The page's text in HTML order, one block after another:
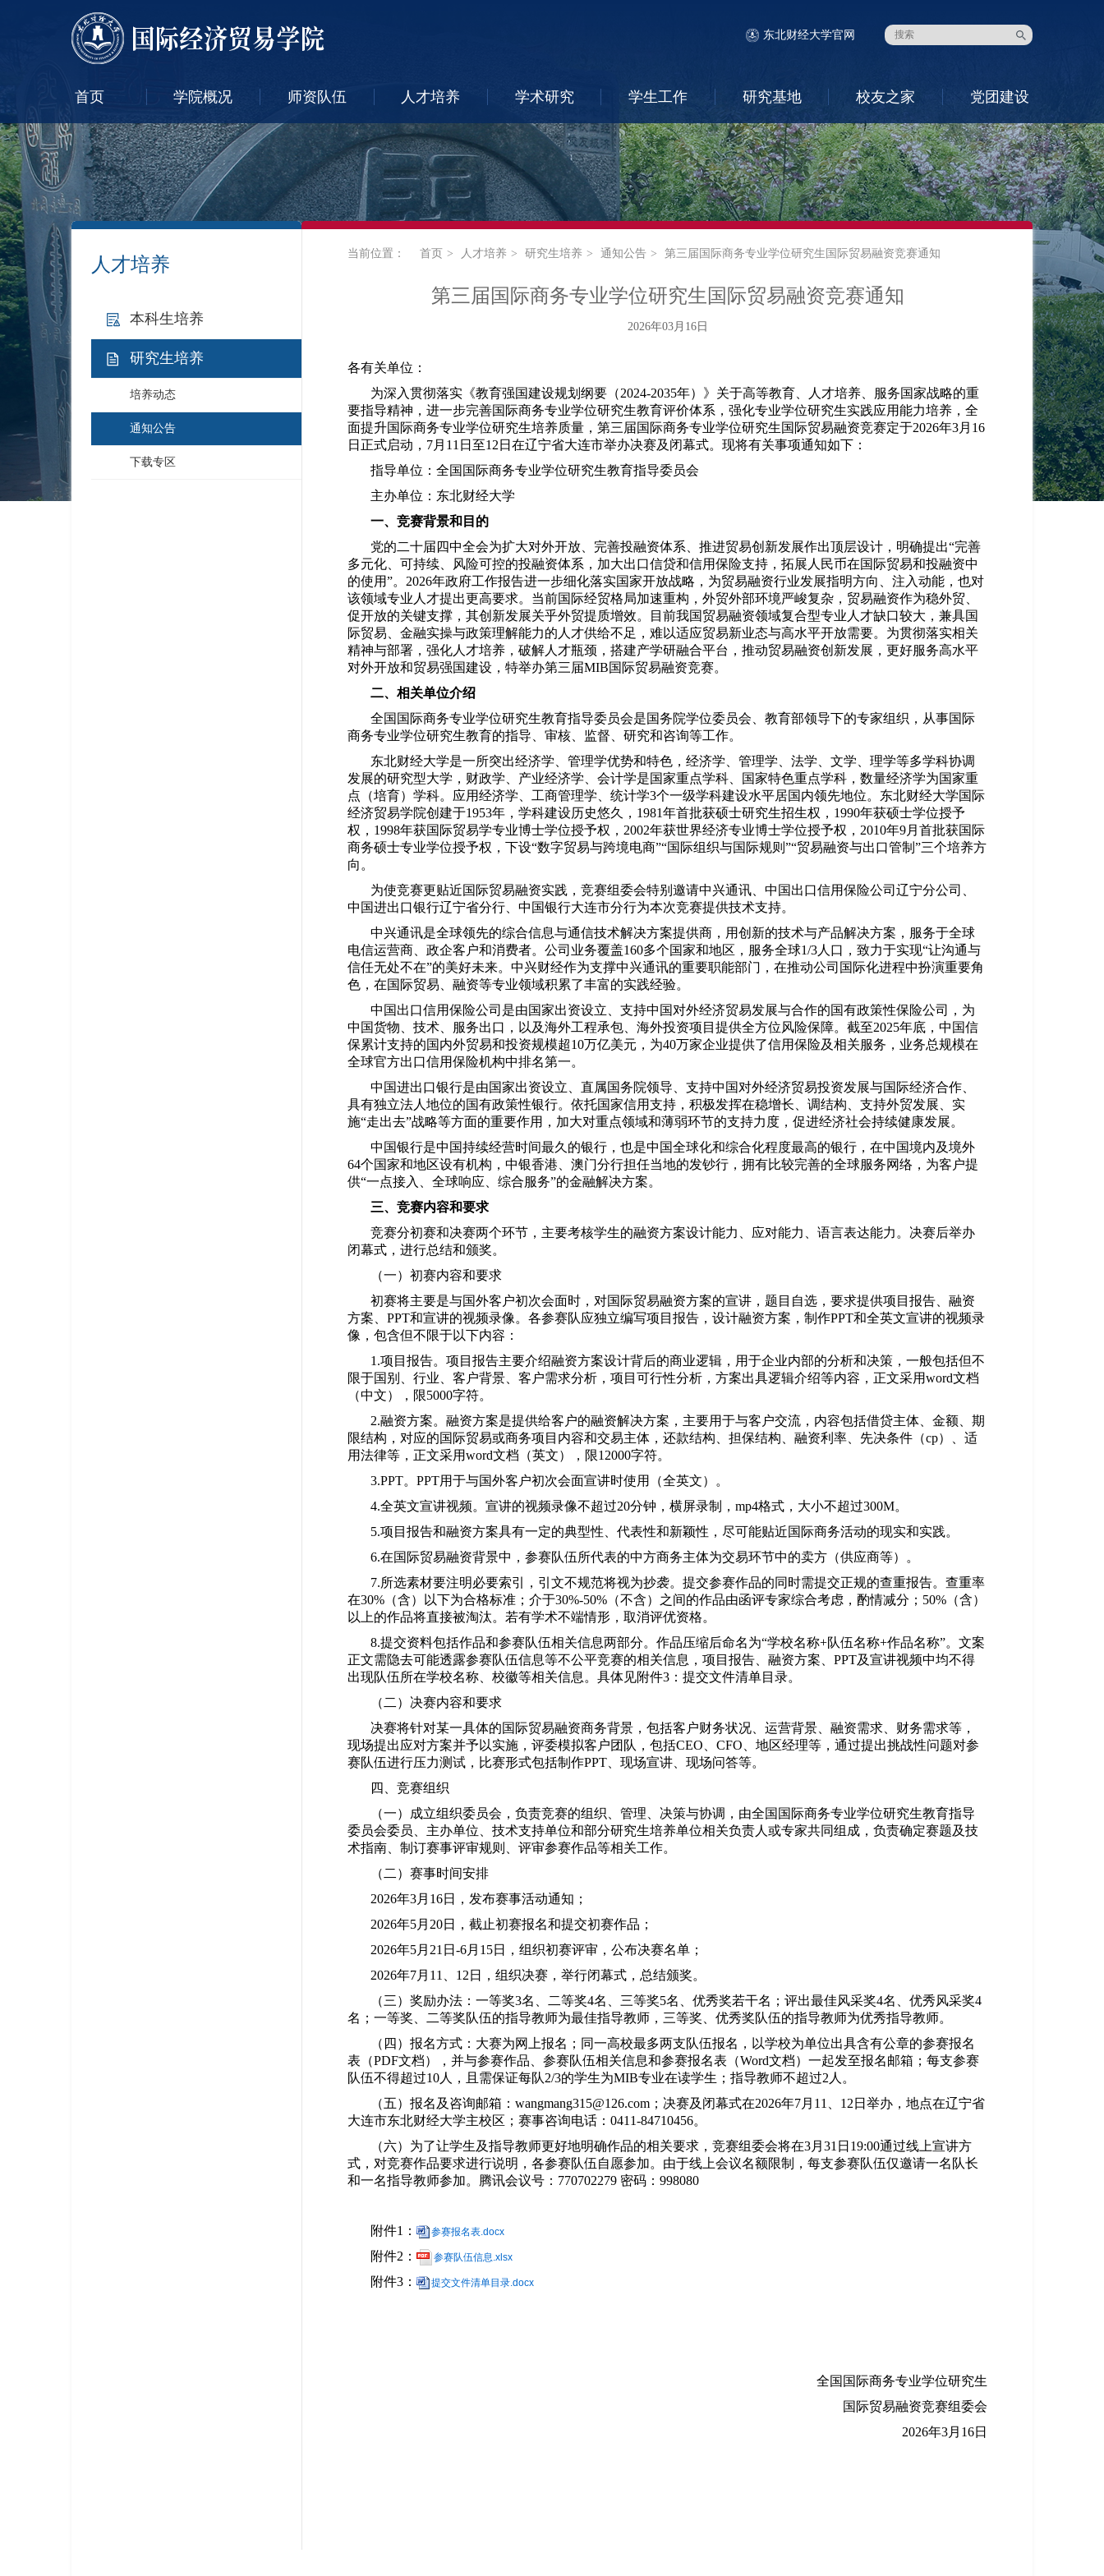
东北财经大学官网
首页 学院概况 师资队伍 人才培养 学术研究 学生工作 研究基地 校友之家 党团建设
人才培养
本科生培养
研究生培养
培养动态
通知公告
下载专区
当前位置： 首页 人才培养 研究生培养 通知公告 第三届国际商务专业学位研究生国际贸易融资竞赛通知
第三届国际商务专业学位研究生国际贸易融资竞赛通知
2026年03月16日
各有关单位：
为深入贯彻落实 《教育强国建设规划纲要（2024-2035年） 》 关于高等教育、人才培养、服务国家战略的重
要指导精神，进一步完善国际商务专业学位研究生教育评价体系，强化专业学位研究生实践应用能力培养，全
面提升国际商务专业学位研究生培养质量，第三届国际商务专业学位研究生国际贸易融资竞赛定于2026年3月16
日正式启动，7月11日至12日在辽宁省大连市举办决赛及闭幕式。现将有关事项通知如下：
指导单位：全国国际商务专业学位研究生教育指导委员会
主办单位：东北财经大学
一、竞赛背景和目的
党的二十届四中全会为扩大对外开放、完善投融资体系、推进贸易创新发展作出顶层设计，明确提出“完善
多元化、可持续、风险可控的投融资体系，加大出口信贷和信用保险支持，拓展人民币在国际贸易和投融资中
的使用”。 2026年政府工作报告进一步细化落实国家开放战略，为贸易融资行业发展指明方向、注入动能，也对
该领域专业人才提出更高要求。当前国际经贸格局加速重构，外贸外部环境严峻复杂 ，贸易融资作为稳外贸、
促开放的关键支撑，其创新发展关乎外贸提质增效。
目前我国贸易融资领域复合型专业人才缺口较大，兼具国
际贸易、金融实操与政策理解能力的人才供给不足，难以适应贸易新业态与高水平开放需要。为贯彻落实相关
精神与部署，强化人才培养，破解人才瓶颈，搭建产学研融合平台，推动贸易融资创新发展，更好服务高水平
对外开放和贸易强国建设，特举办第三届MIB国际贸易融资竞赛。
二、相关单位介绍
全国国际商务专业学位研究生教育指导委员会是国务院学位委员会、教育部领导下的专家组织，从事国际
商务专业学位研究生教育的指导、审核、监督、研究和咨询等工作。
东北财经大学是一所突出经济学、管理学优势和特色，经济学、管理学、法学、文学、理学等多学科协调
发展的研究型大学，财政学、产业经济学、会计学是国家重点学科、国家特色重点学科，数量经济学为国家重
点（培育）学科。应用经济学、工商管理学、统计学3个一级学科建设水平居国内领先地位。东北财经大学国际
经济贸易学院创建于1953年，学科建设历史悠久，1981年首批获硕士研究生招生权，1990年获硕士学位授予
权，1998年获国际贸易学专业博士学位授予权，2002年获世界经济专业博士学位授予权，2010年9月首批获国际
商务硕士专业学位授予权，下设“数字贸易与跨境电商”“国际组织与国际规则”“贸易融资与出口管制”三个培养方
向。
为使竞赛更贴近国际贸易融资实践，竞赛组委会特别邀请中兴通讯、中国出口信用保险公司辽宁分公司、
中国进出口银行辽宁省分行、中国银行大连市分行为本次竞赛提供技术支持。
中兴通讯是全球领先的综合信息与通信技术解决方案提供商，用创新的技术与产品解决方案，服务于全球
电信运营商、政企客户和消费者。公司业务覆盖160多个国家和地区，服务全球1/3人口，致力于实现“让沟通与
信任无处不在”的美好未来。中兴财经作为支撑中兴通讯的重要职能部门，在推动公司国际化进程中扮演重要角
色，在国际贸易、融资等专业领域积累了丰富的实践经验。
中国出口信用保险公司是由国家出资设立、支持中国对外经济贸易发展与合作的国有政策性保险公司，为
中国货物、技术、服务出口，以及海外工程承包、海外投资项目提供全方位风险保障。截至2025年底，中国信
保累计支持的国内外贸易和投资规模超10万亿美元，为40万家企业提供了信用保险及相关服务，业务总规模在
全球官方出口信用保险机构中排名第一。
中国进出口银行是由国家出资设立、直属国务院领导、支持中国对外经济贸易投资发展与国际经济合作、
具有独立法人地位的国有政策性银行。依托国家信用支持，积极发挥在稳增长、调结构、支持外贸发展、实
施“走出去”战略等方面的重要作用，加大对重点领域和薄弱环节的支持力度，促进经济社会持续健康发展。
中国银行是中国持续经营时间最久的银行， 也是中国全球化和综合化程度最高的银行，在中国境内及境外
64个国家和地区设有机构，中银香港、澳门分行担任当地的发钞行，拥有比较完善的全球服务网络，为客户提
供“一点接入、全球响应、综合服务”的金融解决方案。
三、竞赛内容和要求
竞赛分初赛和决赛两个环节，主要考核学生的融资方案设计能力、应对能力、语言表达能力。决赛后举办
闭幕式，进行总结和颁奖。
（一）初赛内容和要求
初赛将主要是与国外客户初次会面时，对国际贸易融资方案的宣讲，题目自选，要求提供项目报告、融资
方案、PPT和宣讲的视频录像。各参赛队应独立编写项目报告，设计融资方案，制作PPT和全英文宣讲的视频录
像，包含但不限于以下内容：
1.项目报告。项目报告主要介绍融资方案设计背后的商业逻辑，用于企业内部的分析和决策，一般包括但不
限于国别、行业、客户背景、客户需求分析，项目可行性分析，方案出具逻辑介绍等内容，正文采用word文档
（中文），限5000字符。
2.融资方案。融资方案是提供给客户的融资解决方案，主要用于与客户交流，内容包括借贷主体、金额、期
限结构，对应的国际贸易或商务项目内容和交易主体，还款结构、担保结构、融资利率、先决条件（cp）、适
用法律等，正文采用word文档（英文），限12000字符。
3.PPT。PPT用于与国外客户初次会面宣讲时使用（全英文）。
4.全英文宣讲视频。宣讲的视频录像不超过20分钟，横屏录制，mp4格式，大小不超过300M。
5.项目报告和融资方案具有一定的典型性、代表性和新颖性，尽可能贴近国际商务活动的现实和实践。
6.在国际贸易融资背景中，参赛队伍所代表的中方商务主体为交易环节中的卖方（供应商等）。
7.所选素材要注明必要索引，引文不规范将视为抄袭。提交参赛作品的同时需提交正规的查重报告。查重率
在30%（含）以下为合格标准；介于30%-50%（不含）之间的作品由函评专家综合考虑，酌情减分；50%（含）
以上的作品将直接被淘汰。若有学术不端情形，取消评优资格。
8.提交资料包括作品和参赛队伍相关信息两部分。作品压缩后命名为“学校名称+队伍名称+作品名称”。文案
正文需隐去可能透露参赛队伍信息等不公平竞赛的相关信息 ，项目报告、融资方案、PPT及宣讲视频中均不得
出现队伍所在学校名称、校徽等相关信息。具体见附件3 ：提交文件清单目录。
（二）决赛内容和要求
决赛将针对某一具体的国际贸易融资商务背景，包括客户财务状况、运营背景、融资需求、财务需求等，
现场提出应对方案并予以实施，评委模拟客户团队，包括CEO、CFO、地区经理等，通过提出挑战性问题对参
赛队伍进行压力测试，比赛形式包括制作PPT、现场宣讲、现场问答等。
四、竞赛组织
（一）成立组织委员会，负责竞赛的组织、管理、决策与协调，由全国国际商务专业学位研究生教育指导
委员会委员、主办单位、技术支持单位和部分研究生培养单位相关负责人或专家共同组成，负责确定赛题及技
术指南、制订赛事评审规则、评审参赛作品等相关工作。
（二）赛事时间安排
2026年3月16日，发布赛事活动通知；
2026年5月20日，截止初赛报名和提交初赛作品；
2026年5月21日-6月15日，组织初赛评审，公布决赛名单；
2026年7月 11、12 日，组织决赛，举行闭幕式，总结颁奖。
（三）奖励办法：一等奖3名、二等奖4名、三等奖5名、优秀奖若干名；评出最佳风采奖4名、优秀风采奖4
名；一等奖
二等奖队伍的指导教师为最佳指导教师，三等奖、优秀奖队伍的指导教师为优秀指导教师。
（四）报名方式：大赛为网上报名；同一高校最多两支队伍报名，以学校为单位出具含有公章的参赛报名
表（PDF文档），并与参赛作品、参赛队伍相关信息和参赛报名表（Word文档）一起发至报名邮箱；每支参赛
队伍不得超过10人，且需保证每队2/3的学生为MIB专业在读学生；指导教师不超过2人。
（五）报名及咨询邮箱：wangmang315@126.com；决赛及闭幕式在2026年7月 11、12 日举办，地点在辽宁省
大连市东北财经大学主校区；赛事咨询电话：0411-84710456。
（六）为了让学生及指导教师更好地明确作品的相关要求，竞赛组委会将在3月 31 日19:00通过线上宣讲方
式，对竞赛作品要求进行说明，各参赛队伍自愿参加。由于线上会议名额限制，每支参赛队伍仅邀请一名队长
和一名指导教师参加。腾讯会议号： 770702279 密码：998080
附件1 ： 参赛报名表.docx
附件2： 参赛队伍信息.xlsx
附件3 ： 提交文件清单目录.docx
全国国际商务专业学位研究生
国际贸易融资竞赛组委会
2026年3月16日